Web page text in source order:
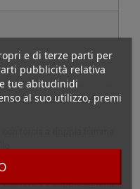
e di terze parti per
pubblicità relativa
tue abitudinidi
al suo utilizzo, premi
Croco Yellow Peter
torcia a doppia fiamma.
con torcia a doppia fiamma.